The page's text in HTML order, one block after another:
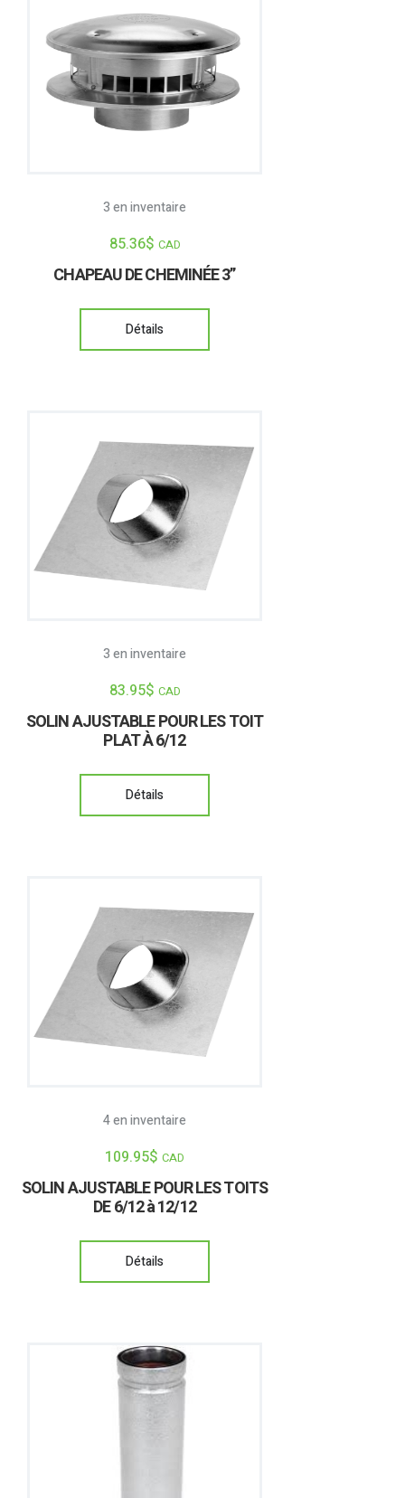
3 en inventaire
85.36$ CAD
CHAPEAU DE CHEMINÉE 3”
Détails
3 en inventaire
83.95$ CAD
SOLIN AJUSTABLE POUR LES TOIT
PLAT À 6/12
Détails
4 en inventaire
109.95$ CAD
SOLIN AJUSTABLE POUR LES TOITS
DE 6/12 à 12/12
Détails